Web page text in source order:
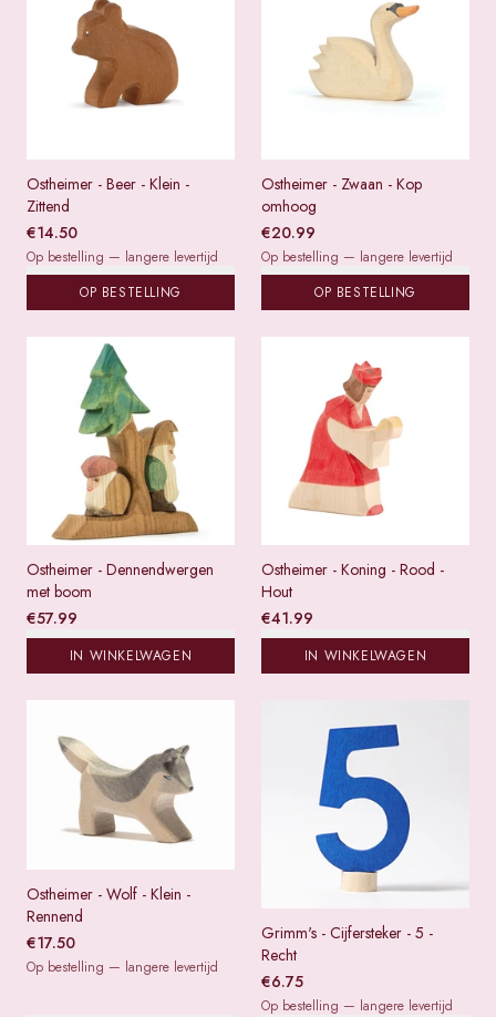
Ostheimer - Beer - Klein -
Zittend
€14.50
Op bestelling — langere levertijd
OP BESTELLING
Ostheimer - Zwaan - Kop
omhoog
€20.99
Op bestelling — langere levertijd
OP BESTELLING
Ostheimer - Dennendwergen
met boom
€57.99
IN WINKELWAGEN
Ostheimer - Koning - Rood -
Hout
€41.99
IN WINKELWAGEN
Ostheimer - Wolf - Klein -
Rennend
€17.50
Op bestelling — langere levertijd
Grimm's - Cijfersteker - 5 -
Recht
€6.75
Op bestelling — langere levertijd